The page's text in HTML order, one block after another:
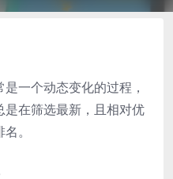
一个动态变化的过程，
在筛选最新，且相对优
。